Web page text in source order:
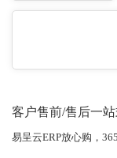
客户售前/售后一
易呈云ERP放心购，